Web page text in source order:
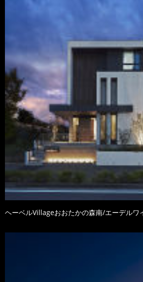
ヘーベルVillageおおたかの森南/エーデルワ